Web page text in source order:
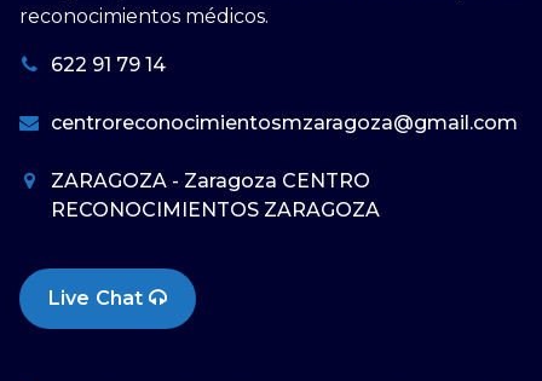
reconocimientos médicos.
622 91 79 14
centroreconocimientosmzaragoza@gmail.com
ZARAGOZA - Zaragoza CENTRO
RECONOCIMIENTOS ZARAGOZA
Live Chat